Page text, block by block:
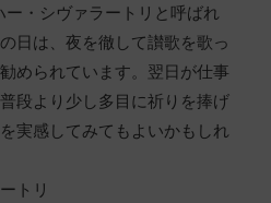
・シヴァラートリと呼ばれ
日は、夜を徹して讃歌を歌っ
められています。翌日が仕事
段より少し多目に祈りを捧げ
実感してみてもよいかもしれ
ートリ